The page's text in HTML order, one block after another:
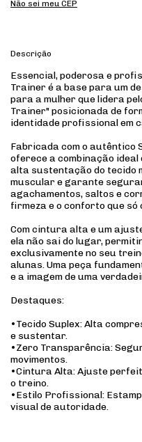
Não sei meu CEP
Descrição
Essencial, poderosa e
Trainer é a base para um
para a mulher que lidera
Trainer" posicionada de
identidade profissional em
Fabricada com o autêntico
oferece a combinação ideal
alta sustentação do tecido
muscular e garante
agachamentos, saltos e
firmeza e o conforto que só
Com cintura alta e um
ela não sai do lugar,
exclusivamente no seu
alunas. Uma peça
e a imagem de uma
Destaques:
•Tecido Suplex:Alta
e sustentar.
•Zero Transparência:
movimentos.
•Cintura Alta:Ajuste
o treino.
•Estilo Profissional:
visual de autoridade.